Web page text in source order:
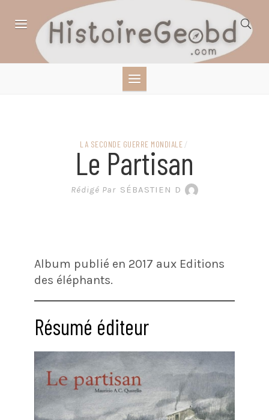
SCIENCES,
LITTÉRATURE EN
BANDE DESSINÉE
LA SECONDE GUERRE MONDIALE /
Le Partisan
Rédigé Par SÉBASTIEN D
Album publié en 2017 aux Editions
des éléphants.
Résumé éditeur